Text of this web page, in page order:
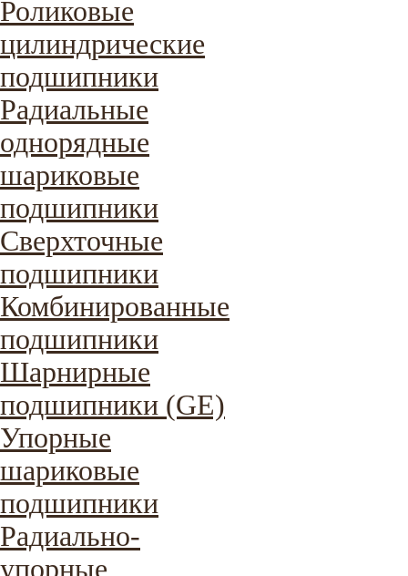
Роликовые
цилиндрические
подшипники
Радиальные
однорядные
шариковые
подшипники
Сверхточные
подшипники
Комбинированные
подшипники
Шарнирные
подшипники (GE)
Упорные
шариковые
подшипники
Радиально-
упорные